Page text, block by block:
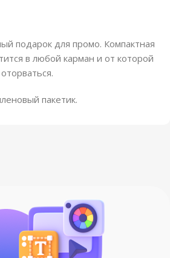
подарок для промо. Компактная
в любой карман и от которой
пакетик.